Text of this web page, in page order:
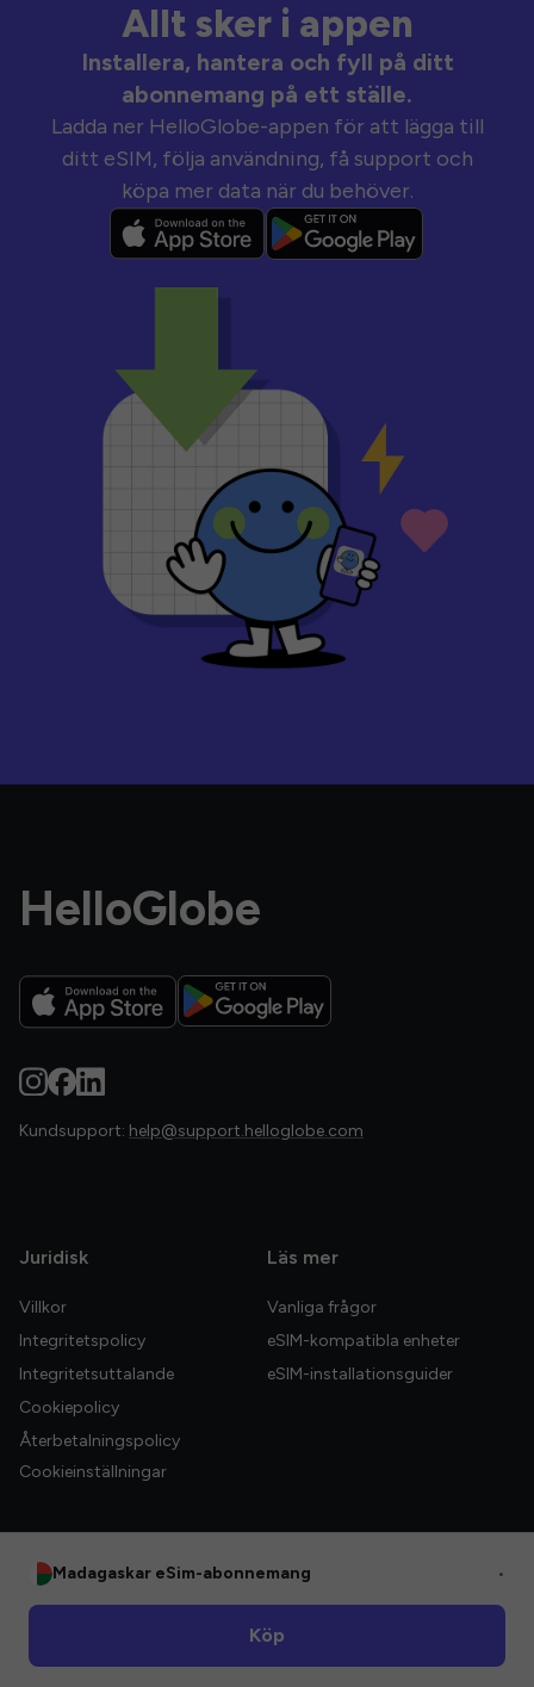
Allt sker i appen
Installera, hantera och fyll på ditt
abonnemang på ett ställe.
Ladda ner HelloGlobe-appen för att lägga till
ditt eSIM, följa användning, få support och
köpa mer data när du behöver.
HelloGlobe
Kundsupport: help@support.helloglobe.com
Juridisk
Villkor
Integritetspolicy
Integritetsuttalande
Cookiepolicy
Återbetalningspolicy
Cookieinställningar
Läs mer
Vanliga frågor
eSIM-kompatibla enheter
eSIM-installationsguider
Madagaskar eSim-abonnemang •
Köp